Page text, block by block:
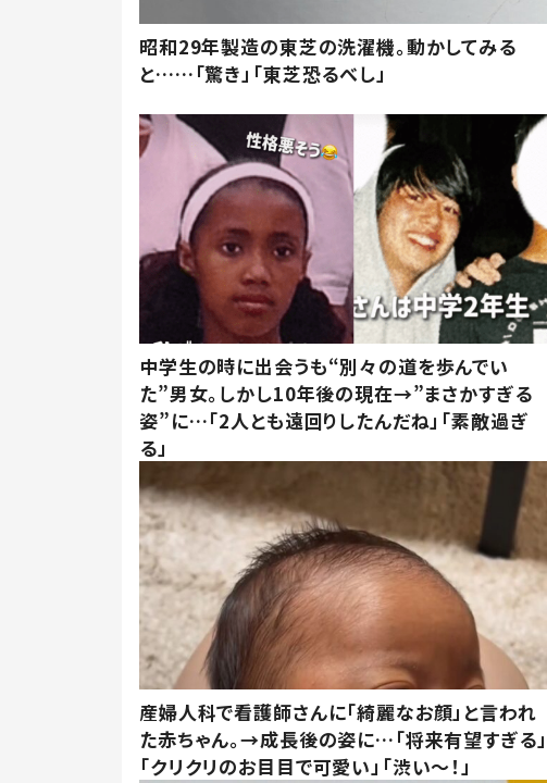
昭和29年製造の東芝の洗濯機。動かしてみる
と……「驚き」「東芝恐るべし」
中学生の時に出会うも“別々の道を歩んでい
た”男女。しかし10年後の現在→”まさかすぎる
姿”に…「2人とも遠回りしたんだね」「素敵過ぎ
る」
産婦人科で看護師さんに「綺麗なお顔」と言われ
た赤ちゃん。→成長後の姿に…「将来有望すぎる」
「クリクリのお目目で可愛い」「渋い～！」